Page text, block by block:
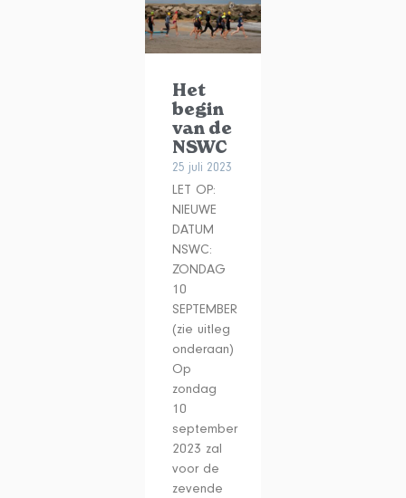
Het
begin
van de
NSWC
25 juli 2023
LET OP:
NIEUWE
DATUM
NSWC:
ZONDAG
10
SEPTEMBER
(zie uitleg
onderaan)
Op
zondag
10
september
2023 zal
voor de
zevende